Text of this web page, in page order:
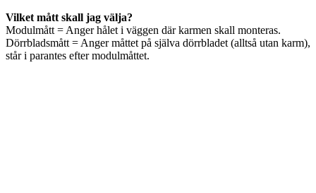
Vilket mått skall jag välja?
Modulmått = Anger hålet i väggen där karmen skall monteras.
Dörrbladsmått = Anger måttet på själva dörrbladet (alltså utan karm),
står i parantes efter modulmåttet.